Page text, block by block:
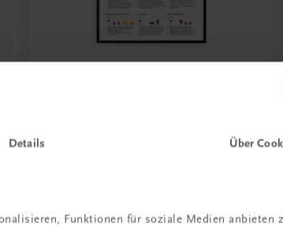
Details Über
Funktionen für soziale Medien anbieten
€ 15,00